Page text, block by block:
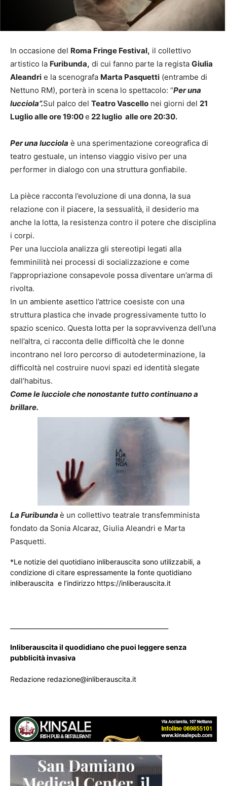
In occasione del Roma Fringe Festival, il collettivo
artistico la Furibunda, di cui fanno parte la regista Giulia
Aleandri e la scenografa Marta Pasquetti (entrambe di
Nettuno RM), porterà in scena lo spettacolo: “Per una
lucciola”.Sul palco del Teatro Vascello nei giorni del 21
Luglio alle ore 19:00e 22 luglio alle ore 20:30.
Per una lucciola è una sperimentazione coreografica di
teatro gestuale, un intenso viaggio visivo per una
performer in dialogo con una struttura gonfiabile.
La pièce racconta l’evoluzione di una donna, la sua
relazione con il piacere, la sessualità, il desiderio ma
anche la lotta, la resistenza contro il potere che disciplina
i corpi.
Per una lucciola analizza gli stereotipi legati alla
femminilità nei processi di socializzazione e come
l’appropriazione consapevole possa diventare un’arma di
rivolta.
In un ambiente asettico l’attrice coesiste con una
struttura plastica che invade progressivamente tutto lo
spazio scenico. Questa lotta per la sopravvivenza dell’una
nell’altra, ci racconta delle difficoltà che le donne
incontrano nel loro percorso di autodeterminazione, la
difficoltà nel costruire nuovi spazi ed identità slegate
dall’habitus.
Come le lucciole che nonostante tutto continuano a
brillare.
La Furibunda è un collettivo teatrale transfemminista
fondato da Sonia Alcaraz, Giulia Aleandri e Marta
Pasquetti.
*Le notizie del quotidiano inliberauscita sono utilizzabili, a
condizione di citare espressamente la fonte quotidiano
inliberauscita e l’indirizzo https://inliberauscita.it
Inliberauscita il quodidiano che puoi leggere senza
pubblicità invasiva
Redazione redazione@inliberauscita.it